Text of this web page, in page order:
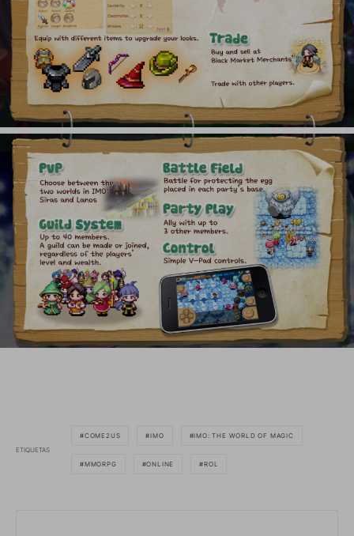
ETIQUETAS
COME2US IMO IMO: THE WORLD OF MAGIC
MMORPG ONLINE ROL